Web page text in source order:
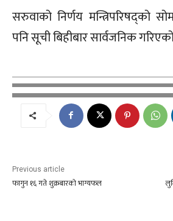
सरुवाको निर्णय मन्त्रिपरिषद्को
पनि सूची बिहीबार सार्वजनिक
Previous article
फागुन १६ गते शुक्रबारको भाग्यफल